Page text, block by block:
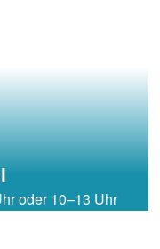
oder 10–13 Uhr